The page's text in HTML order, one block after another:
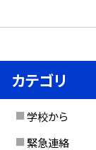
カテゴリ
学校から
緊急連絡